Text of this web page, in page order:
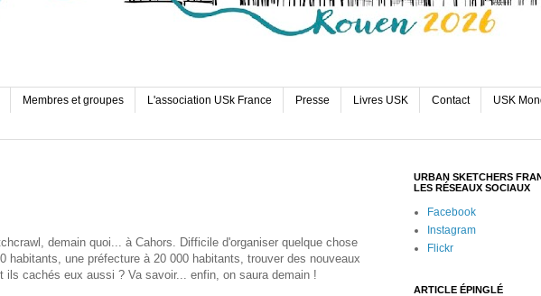
Membres et groupes L'association USk France Presse Livres USK Contact USK
demain quoi... à Cahors. Difficile d'organiser quelque chose
habitants, une préfecture à 20 000 habitants, trouver des nouveaux
cachés eux aussi ? Va savoir... enfin, on saura demain !
URBAN SKETCHERS
LES RÉSEAUX SOCIAUX
Facebook
Instagram
Flickr
ARTICLE ÉPINGLÉ